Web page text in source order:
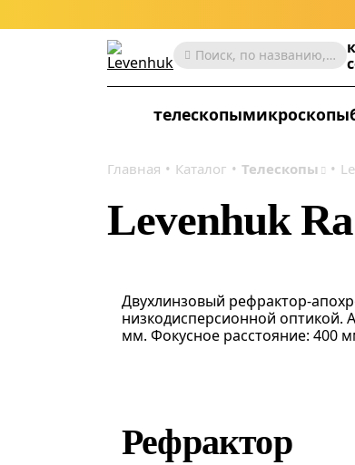
Поиск, по названию, артикулу, категории и др.
телескопымикроскопы
Главная Каталог Телескопы
Levenhuk
Двухлинзовый рефрактор-
низкодисперсионной оптикой.
мм. Фокусное расстояние: 400
Рефрактор